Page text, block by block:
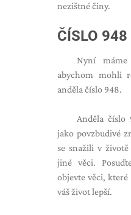
nezištné činy.
ČÍSLO 948
Nyní máme
abychom mohli
anděla číslo 948.
Anděla číslo
jako povzbudivé
se snažili v
jiné věci.
objevte věci,
váš život lepší.